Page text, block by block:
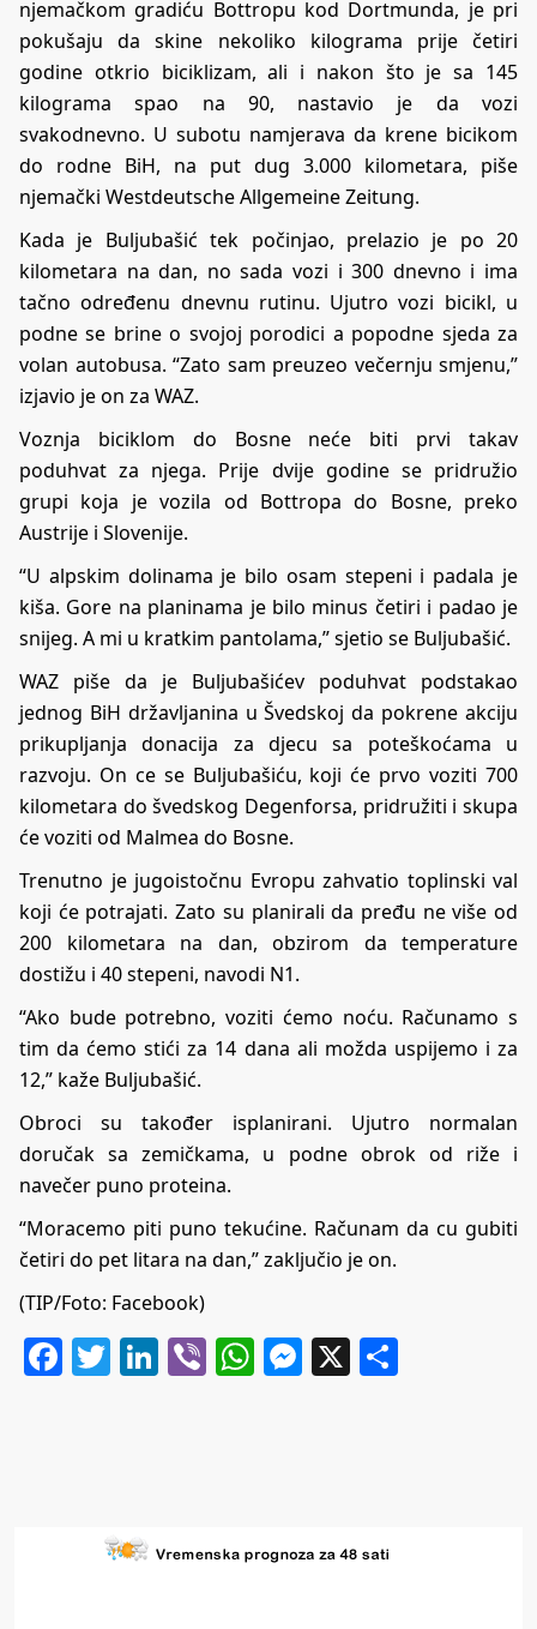
njemačkom gradiću Bottropu kod Dortmunda, je pri
pokušaju da skine nekoliko kilograma prije četiri
godine otkrio biciklizam, ali i nakon što je sa 145
kilograma spao na 90, nastavio je da vozi
svakodnevno. U subotu namjerava da krene bicikom
do rodne BiH, na put dug 3.000 kilometara, piše
njemački Westdeutsche Allgemeine Zeitung.
Kada je Buljubašić tek počinjao, prelazio je po 20
kilometara na dan, no sada vozi i 300 dnevno i ima
tačno određenu dnevnu rutinu. Ujutro vozi bicikl, u
podne se brine o svojoj porodici a popodne sjeda za
volan autobusa. “Zato sam preuzeo večernju smjenu,”
izjavio je on za WAZ.
Voznja biciklom do Bosne neće biti prvi takav
poduhvat za njega. Prije dvije godine se pridružio
grupi koja je vozila od Bottropa do Bosne, preko
Austrije i Slovenije.
“U alpskim dolinama je bilo osam stepeni i padala je
kiša. Gore na planinama je bilo minus četiri i padao je
snijeg. A mi u kratkim pantolama,” sjetio se Buljubašić.
WAZ piše da je Buljubašićev poduhvat podstakao
jednog BiH državljanina u Švedskoj da pokrene akciju
prikupljanja donacija za djecu sa poteškoćama u
razvoju. On ce se Buljubašiću, koji će prvo voziti 700
kilometara do švedskog Degenforsa, pridružiti i skupa
će voziti od Malmea do Bosne.
Trenutno je jugoistočnu Evropu zahvatio toplinski val
koji će potrajati. Zato su planirali da pređu ne više od
200 kilometara na dan, obzirom da temperature
dostižu i 40 stepeni, navodi N1.
“Ako bude potrebno, voziti ćemo noću. Računamo s
tim da ćemo stići za 14 dana ali možda uspijemo i za
12,” kaže Buljubašić.
Obroci su također isplanirani. Ujutro normalan
doručak sa zemičkama, u podne obrok od riže i
navečer puno proteina.
“Moracemo piti puno tekućine. Računam da cu gubiti
četiri do pet litara na dan,” zaključio je on.
(TIP/Foto: Facebook)
Facebook
Twitter
LinkedIn
ViberWhatsApp
Messenger
X